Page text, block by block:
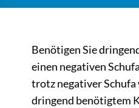
Benötigen Sie
einen negativen
trotz negativer Schufa
dringend benötigtem